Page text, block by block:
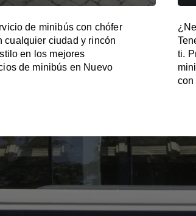
de minibús con chófer
cualquier ciudad y rincón
en los mejores
de minibús en Nuevo
ti.
con